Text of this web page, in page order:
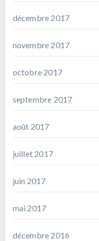
décembre 2017
novembre 2017
octobre 2017
septembre 2017
août 2017
juillet 2017
juin 2017
mai 2017
décembre 2016